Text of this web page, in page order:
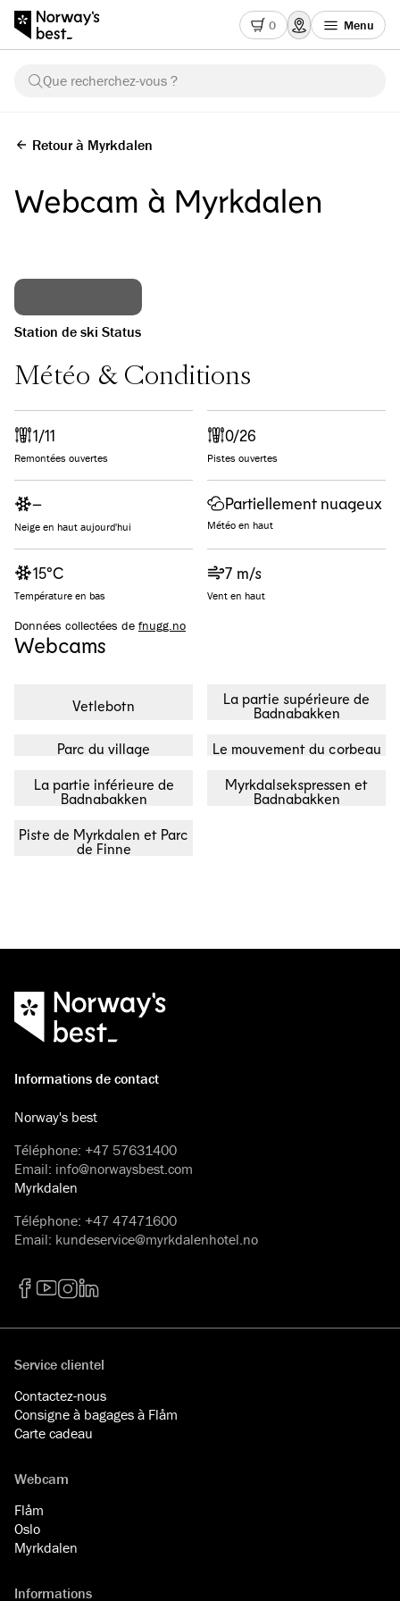
0 Menu
Que recherchez-vous ?
Retour à Myrkdalen
Webcam à Myrkdalen
Station de ski Status
Météo & Conditions
Remontées ouvertes
1/11
Pistes ouvertes
0/26
Neige en haut aujourd'hui
–
Météo en haut
Partiellement nuageux
Température en bas
15°C
Vent en haut
7 m/s
Données collectées de fnugg.no
Webcams
Vetlebotn
La partie supérieure de
Badnabakken
Parc du village Le mouvement du corbeau
La partie inférieure de
Badnabakken
Myrkdalsekspressen et
Badnabakken
Piste de Myrkdalen et Parc
de Finne
Informations de contact
Norway's best
Téléphone: +47 57631400
Email: info@norwaysbest.com
Myrkdalen
Téléphone: +47 47471600
Email: kundeservice@myrkdalenhotel.no
Service clientel
Contactez-nous
Consigne à bagages à Flåm
Carte cadeau
Webcam
Flåm
Oslo
Myrkdalen
Informations